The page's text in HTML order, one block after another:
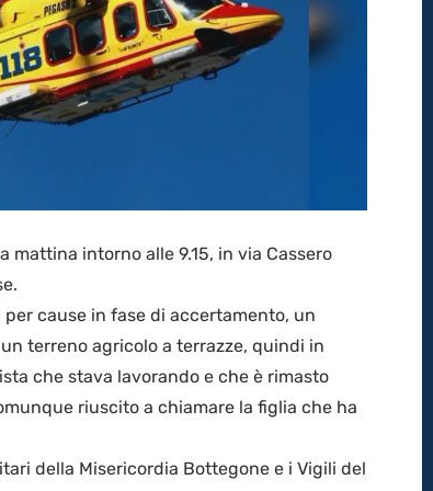
mattina intorno alle 9.15, in via Cassero
cause in fase di accertamento, un
terreno agricolo a terrazze, quindi in
che stava lavorando e che è rimasto
riuscito a chiamare la figlia che ha
della Misericordia Bottegone e i Vigili del